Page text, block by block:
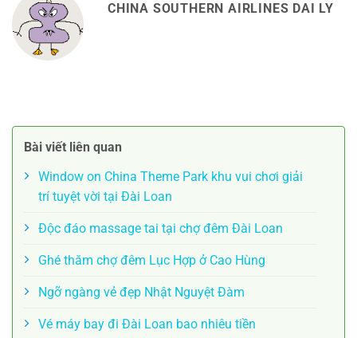
CHINA SOUTHERN AIRLINES DAI LY
Bài viết liên quan
Window on China Theme Park khu vui chơi giải
trí tuyệt vời tại Đài Loan
Độc đáo massage tai tại chợ đêm Đài Loan
Ghé thăm chợ đêm Lục Hợp ở Cao Hùng
Ngỡ ngàng vẻ đẹp Nhật Nguyệt Đàm
Vé máy bay đi Đài Loan bao nhiêu tiền